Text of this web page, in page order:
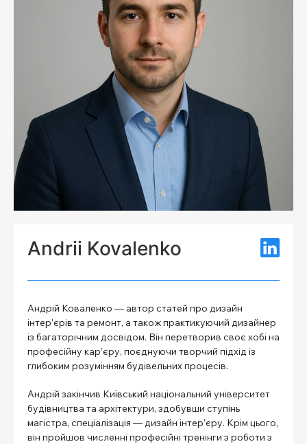
Andrii Kovalenko
Андрій Коваленко — автор статей про дизайн
інтер’єрів та ремонт, а також практикуючий дизайнер
із багаторічним досвідом. Він перетворив своє хобі на
професійну кар’єру, поєднуючи творчий підхід із
глибоким розумінням будівельних процесів.
Андрій закінчив Київський національний університет
будівництва та архітектури, здобувши ступінь
магістра, спеціалізація — дизайн інтер’єру. Крім цього,
він пройшов численні професійні тренінги з роботи з